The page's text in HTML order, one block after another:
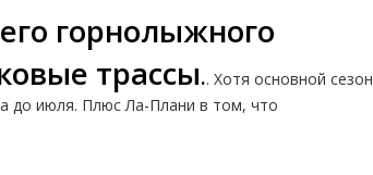
горнолыжного
трассы.. Хотя основной сезон
до июля. Плюс Ла-Плани в том, что